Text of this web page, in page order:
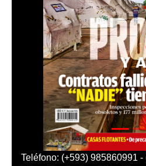
Teléfono: (+593) 985860991 -